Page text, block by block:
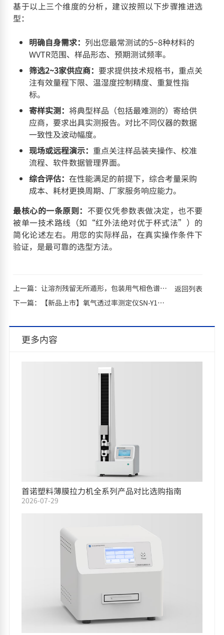
基于以上三个维度的分析，建议按照以下步骤推进选
型：
明确自身需求： 列出您最常测试的5~8种材料的
WVTR范围、样品形态、预期测试频率。
筛选2~3家供应商： 要求提供技术规格书，重点关
注有效量程下限、温湿度控制精度、重复性指
标。
寄样实测： 将典型样品（包括最难测的）寄给供
应商，要求出具实测报告。对比不同仪器的数据
一致性及波动幅度。
现场或远程演示： 重点关注样品装夹操作、校准
流程、软件数据管理界面。
综合评估：在性能满足的前提下，综合考量采购
成本、耗材更换周期、厂家服务响应能力。
最核心的一条原则： 不要仅凭参数表做决定，也不要
被单一技术路线（如“红外法绝对优于杯式法”）的
简化论述左右。用您的实际样品，在真实操作条件下
验证，是最可靠的选型方法。
上一篇：让溶剂残留无所遁形，包装用气相色谱仪到底有多重要？
下一篇：
【新品上市】氧气透过率测定仪SN-Y103，三腔设计/超高检测效率
返回列表
更多内容
首诺塑料薄膜拉力机全系列产品对比选购指南
2026-07-29